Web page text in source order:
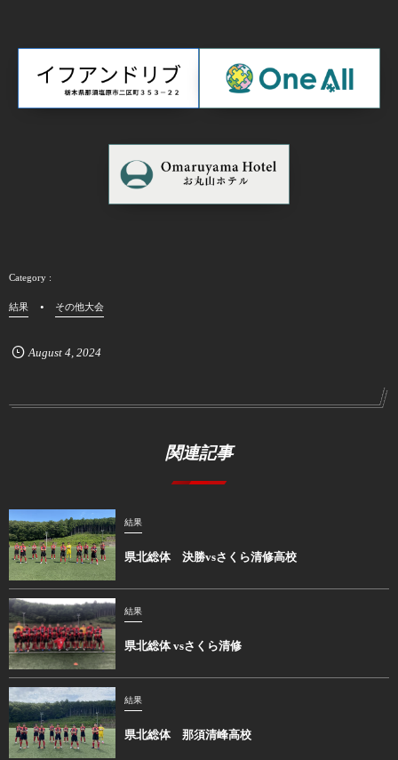
結果 その他大会
August 4 2024
関連記事
結果
県北総体 決勝vsさくら清修高校
結果
県北総体 vsさくら清修
結果
県北総体 那須清峰高校